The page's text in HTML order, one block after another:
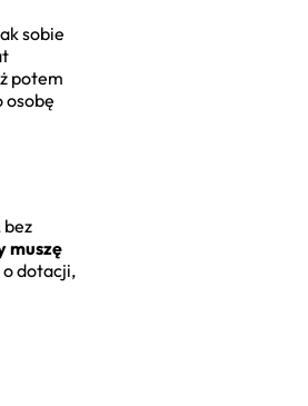
sobie
potem
osobę
bez
muszę
o dotacji,